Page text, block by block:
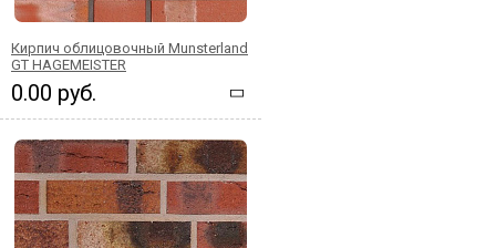
Кирпич облицовочный Munsterland
GT HAGEMEISTER
0.00 руб.